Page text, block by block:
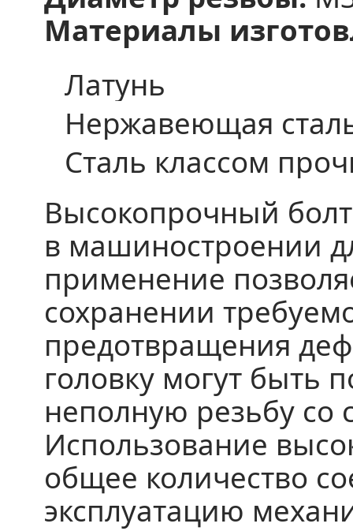
Материалы
Латунь
Нержавеющая
Сталь классом
Высокопрочный
в машиностроении
применение
сохранении
предотвращения
головку могут быть
неполную резьбу
Использование
общее количество
эксплуатацию